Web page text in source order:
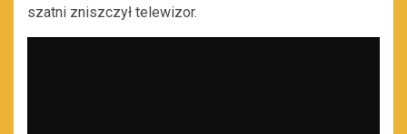
szatni zniszczył telewizor.